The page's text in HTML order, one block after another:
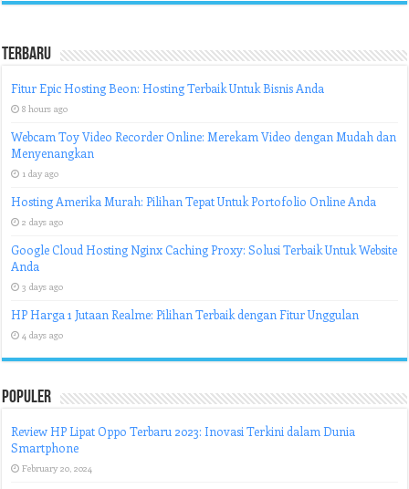
Terbaru
Fitur Epic Hosting Beon: Hosting Terbaik Untuk Bisnis Anda
8 hours ago
Webcam Toy Video Recorder Online: Merekam Video dengan Mudah dan
Menyenangkan
1 day ago
Hosting Amerika Murah: Pilihan Tepat Untuk Portofolio Online Anda
2 days ago
Google Cloud Hosting Nginx Caching Proxy: Solusi Terbaik Untuk Website
Anda
3 days ago
HP Harga 1 Jutaan Realme: Pilihan Terbaik dengan Fitur Unggulan
4 days ago
Populer
Review HP Lipat Oppo Terbaru 2023: Inovasi Terkini dalam Dunia
Smartphone
February 20, 2024